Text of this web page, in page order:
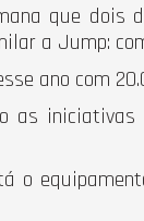
que
a Jump:
ano com
as
o